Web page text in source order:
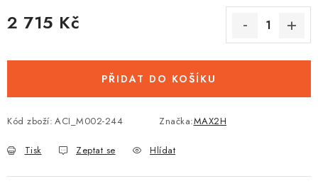
2 715 Kč
PŘIDAT DO KOŠÍKU
Kód zboží: ACI_M002-244 Značka:MAX2H
Tisk Zeptat se Hlídat